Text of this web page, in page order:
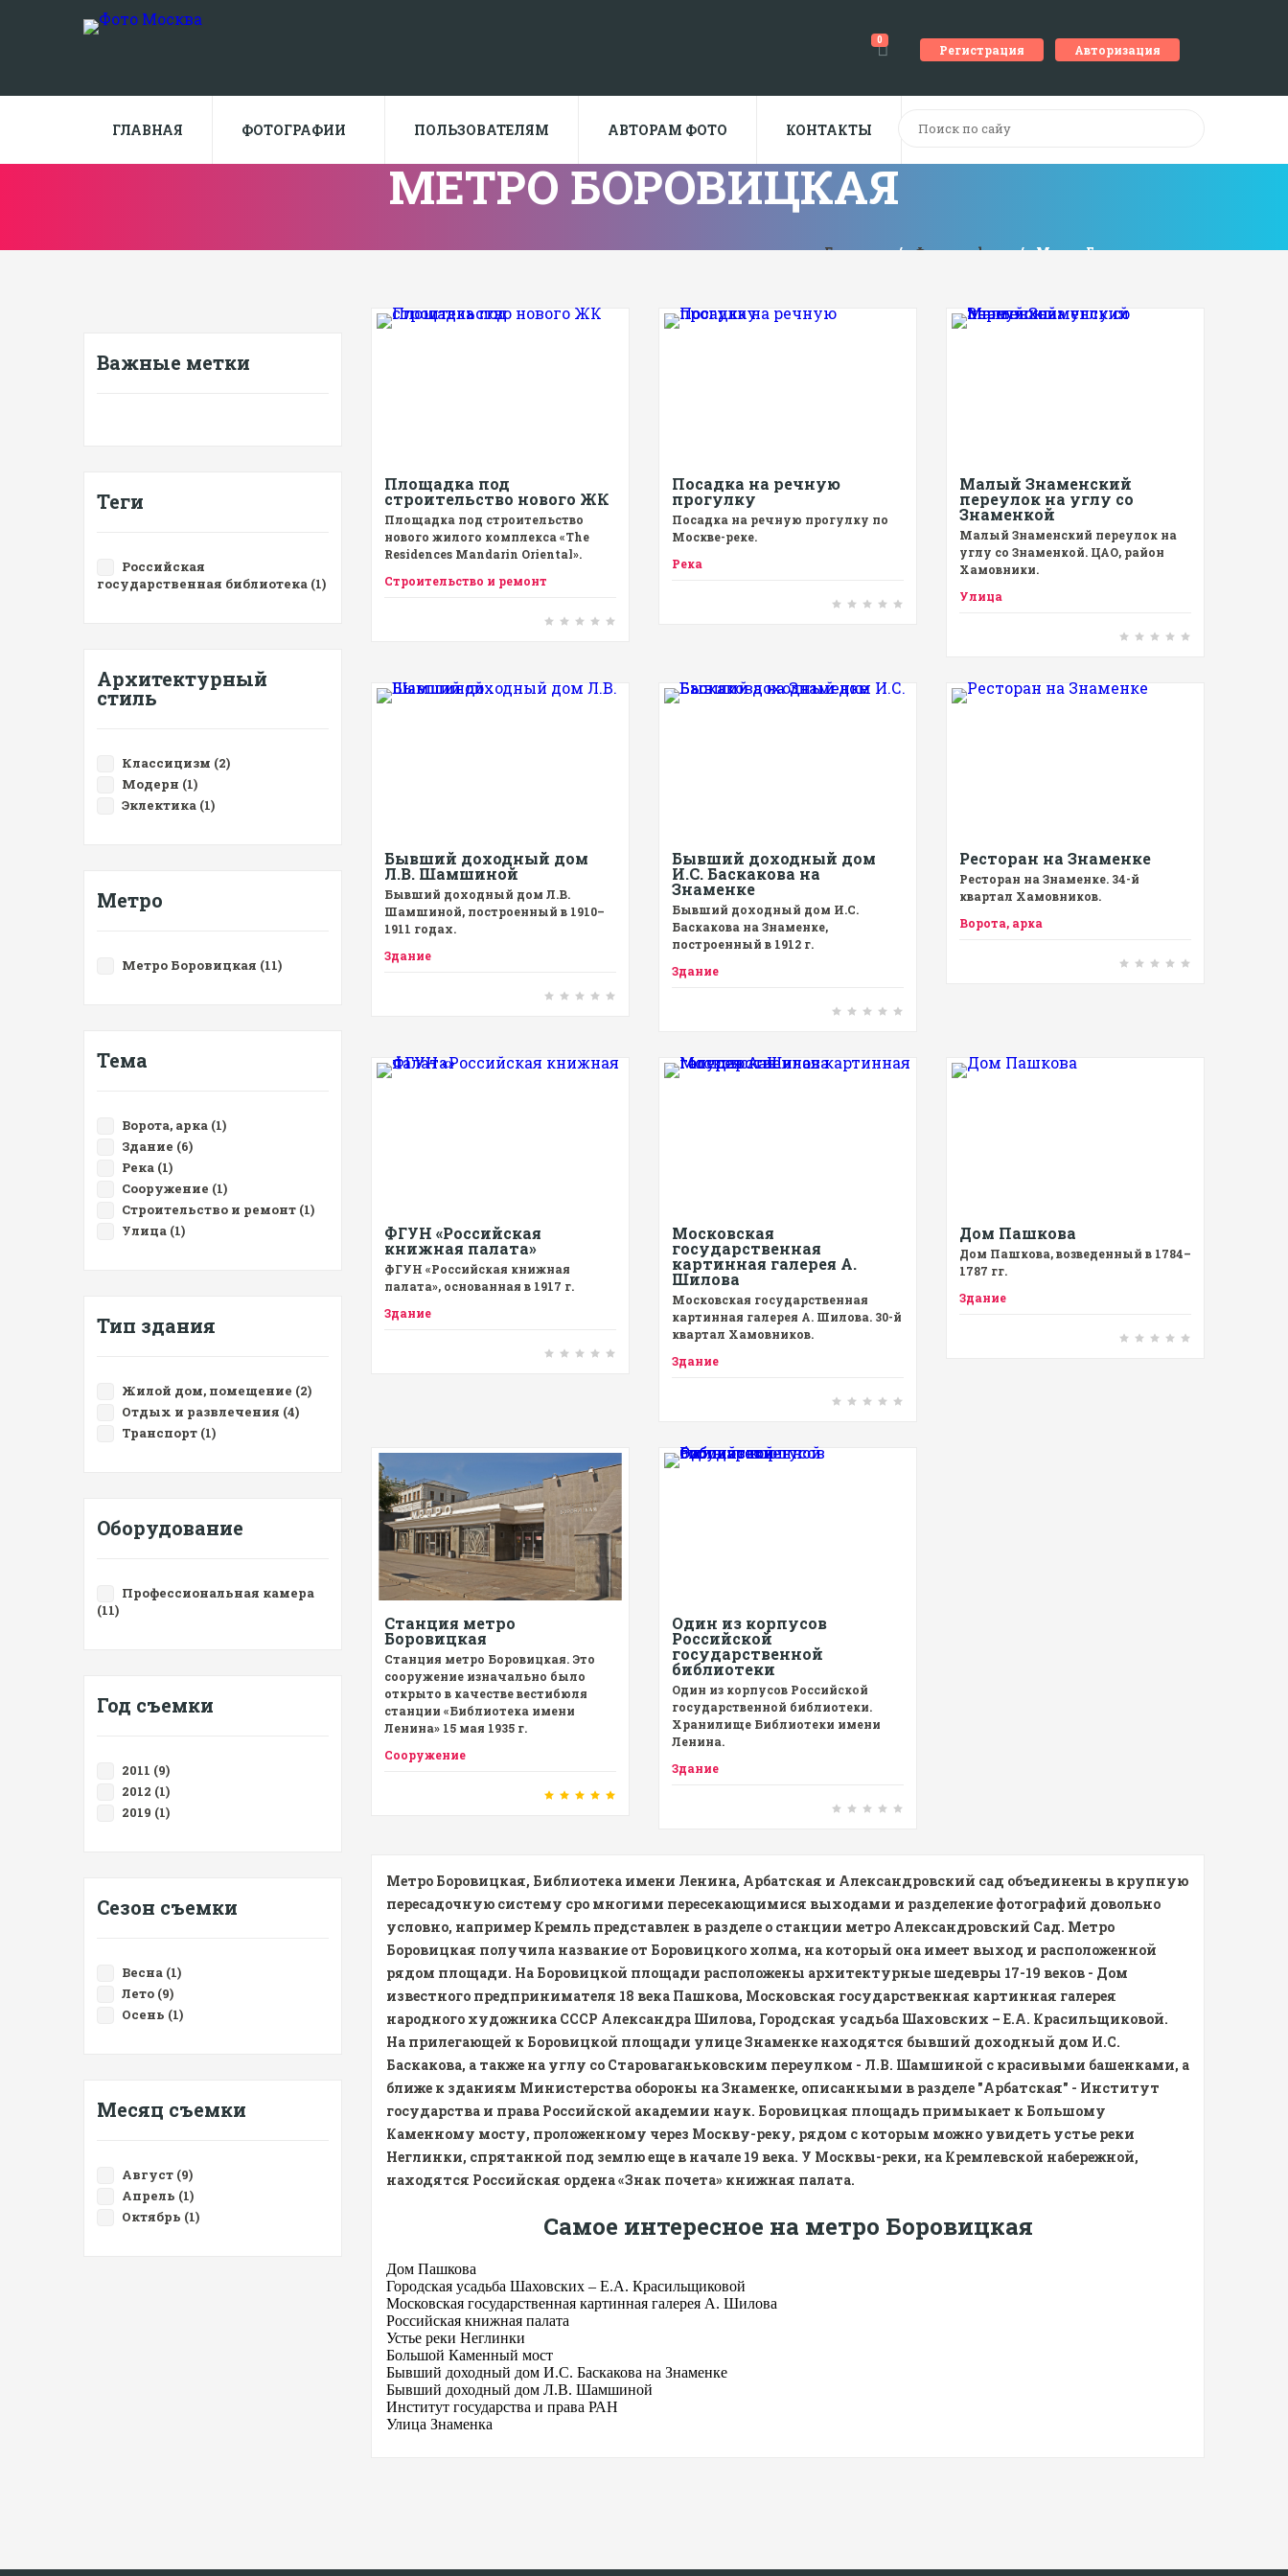
Регистрация Авторизация
0
ГЛАВНАЯ ФОТОГРАФИИ ПОЛЬЗОВАТЕЛЯМ АВТОРАМ ФОТО КОНТАКТЫ
МЕТРО БОРОВИЦКАЯ
Главная / Фотографии / Метро Боровицкая
Площадка под
строительство нового ЖК
Площадка под строительство
нового жилого комплекса «The
Residences Mandarin Oriental».
Строительство и ремонт
Посадка на речную
прогулку
Посадка на речную прогулку по
Москве-реке.
Река
Малый Знаменский
переулок на углу со
Знаменкой
Малый Знаменский переулок на
углу со Знаменкой. ЦАО, район
Хамовники.
Улица
Бывший доходный дом
Л.В. Шамшиной
Бывший доходный дом Л.В.
Шамшиной, построенный в 1910–
1911 годах.
Здание
Бывший доходный дом
И.С. Баскакова на
Знаменке
Бывший доходный дом И.С.
Баскакова на Знаменке,
построенный в 1912 г.
Здание
Ресторан на Знаменке
Ресторан на Знаменке. 34-й
квартал Хамовников.
Ворота, арка
ФГУН «Российская
книжная палата»
ФГУН «Российская книжная
палата», основанная в 1917 г.
Здание
Московская
государственная
картинная галерея А.
Шилова
Московская государственная
картинная галерея А. Шилова. 30-й
квартал Хамовников.
Здание
Дом Пашкова
Дом Пашкова, возведенный в 1784–
1787 гг.
Здание
Станция метро
Боровицкая
Станция метро Боровицкая. Это
сооружение изначально было
открыто в качестве вестибюля
станции «Библиотека имени
Ленина» 15 мая 1935 г.
Сооружение
Один из корпусов
Российской
государственной
библиотеки
Один из корпусов Российской
государственной библиотеки.
Хранилище Библиотеки имени
Ленина.
Здание
Метро Боровицкая, Библиотека имени Ленина, Арбатская и Александровский сад объединены в крупную
пересадочную систему сро многими пересекающимися выходами и разделение фотографий довольно
условно, например Кремль представлен в разделе о станции метро Александровский Сад. Метро
Боровицкая получила название от Боровицкого холма, на который она имеет выход и расположенной
рядом площади. На Боровицкой площади расположены архитектурные шедевры 17-19 веков - Дом
известного предпринимателя 18 века Пашкова, Московская государственная картинная галерея
народного художника СССР Александра Шилова, Городская усадьба Шаховских – Е.А. Красильщиковой.
На прилегающей к Боровицкой площади улице Знаменке находятся бывший доходный дом И.С.
Баскакова, а также на углу со Староваганьковским переулком - Л.В. Шамшиной с красивыми башенками, а
ближе к зданиям Министерства обороны на Знаменке, описанными в разделе "Арбатская" - Институт
государства и права Российской академии наук. Боровицкая площадь примыкает к Большому
Каменному мосту, проложенному через Москву-реку, рядом с которым можно увидеть устье реки
Неглинки, спрятанной под землю еще в начале 19 века. У Москвы-реки, на Кремлевской набережной,
находятся Российская ордена «Знак почета» книжная палата.
Самое интересное на метро Боровицкая
Дом Пашкова
Городская усадьба Шаховских – Е.А. Красильщиковой
Московская государственная картинная галерея А. Шилова
Российская книжная палата
Устье реки Неглинки
Большой Каменный мост
Бывший доходный дом И.С. Баскакова на Знаменке
Бывший доходный дом Л.В. Шамшиной
Институт государства и права РАН
Улица Знаменка
Важные метки
Теги
Российская
государственная библиотека (1)
Архитектурный
стиль
Классицизм (2)
Модерн (1)
Эклектика (1)
Метро
Метро Боровицкая (11)
Тема
Ворота, арка (1)
Здание (6)
Река (1)
Сооружение (1)
Строительство и ремонт (1)
Улица (1)
Тип здания
Жилой дом, помещение (2)
Отдых и развлечения (4)
Транспорт (1)
Оборудование
Профессиональная камера
(11)
Год съемки
2011 (9)
2012 (1)
2019 (1)
Сезон съемки
Весна (1)
Лето (9)
Осень (1)
Месяц съемки
Август (9)
Апрель (1)
Октябрь (1)